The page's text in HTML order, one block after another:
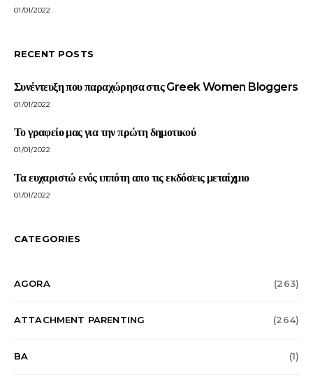
01/01/2022
RECENT POSTS
Συνέντευξη που παραχώρησα στις Greek Women Bloggers
01/01/2022
Το γραφείο μας για την πρώτη δημοτικού
01/01/2022
Τα ευχαριστώ ενός ιππότη απο τις εκδόσεις μεταίχμιο
01/01/2022
CATEGORIES
AGORA (263)
ATTACHMENT PARENTING (264)
BA (1)